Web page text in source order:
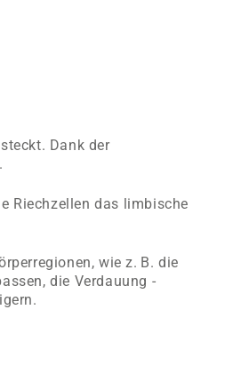
Dank der
Riechzellen das limbische
wie z. B. die
die ­Verdauung